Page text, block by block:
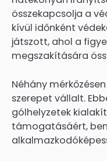
összekapcsolja a
kívül időnként
játszott, ahol a
megszakítására
Néhány
szerepet vállalt.
gólhelyzetek
támogatásáért,